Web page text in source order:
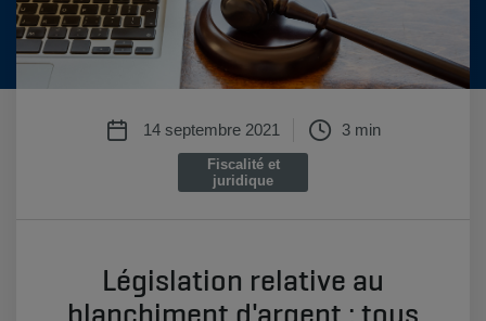
14 septembre 2021 3 min
Fiscalité et
juridique
Législation relative au